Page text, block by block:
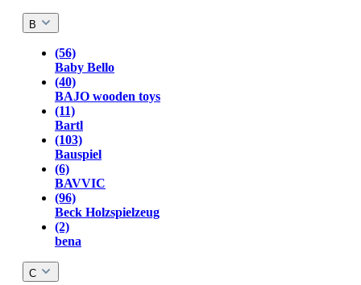
B
(56)
Baby Bello
(40)
BAJO wooden toys
(11)
Bartl
(103)
Bauspiel
(6)
BAVVIC
(96)
Beck Holzspielzeug
(2)
bena
C